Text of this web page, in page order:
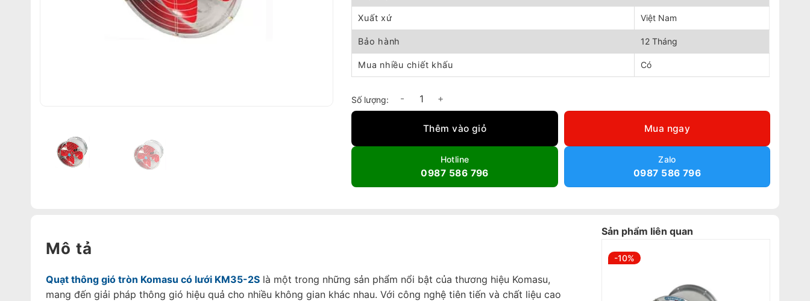
Xuất xứ Việt Nam
Bảo hành 12 Tháng
Mua nhiều chiết khấu Có
Quạt Thông Gió Tròn Komasu có lưới KM35-2S số lượng
Thêm vào giỏ Mua ngay
Hotline
0987 586 796
Zalo
0987 586 796
Mô tả
Quạt thông gió tròn Komasu có lưới KM35-2Slà một trong những sản phẩm nổi bật của thương hiệu Komasu,
mang đến giải pháp thông gió hiệu quả cho nhiều không gian khác nhau. Với công nghệ tiên tiến và chất liệu cao
Sản phẩm liên quan
-10%